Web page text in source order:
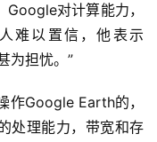
对计算能力，
难以置信，他表示
为担忧。”
Google Earth的，
处理能力，带宽和存